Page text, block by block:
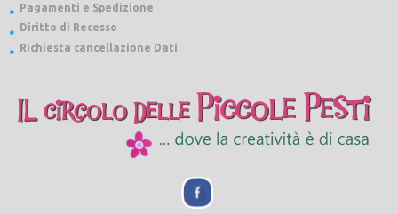
Pagamenti e Spedizione
Diritto di Recesso
Richiesta cancellazione Dati